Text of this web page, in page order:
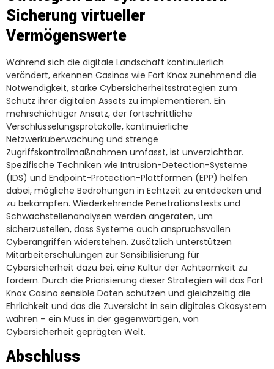
Sicherung virtueller
Vermögenswerte
Während sich die digitale Landschaft kontinuierlich
verändert, erkennen Casinos wie Fort Knox zunehmend die
Notwendigkeit, starke Cybersicherheitsstrategien zum
Schutz ihrer digitalen Assets zu implementieren. Ein
mehrschichtiger Ansatz, der fortschrittliche
Verschlüsselungsprotokolle, kontinuierliche
Netzwerküberwachung und strenge
Zugriffskontrollmaßnahmen umfasst, ist unverzichtbar.
Spezifische Techniken wie Intrusion-Detection-Systeme
(IDS) und Endpoint-Protection-Plattformen (EPP) helfen
dabei, mögliche Bedrohungen in Echtzeit zu entdecken und
zu bekämpfen. Wiederkehrende Penetrationstests und
Schwachstellenanalysen werden angeraten, um
sicherzustellen, dass Systeme auch anspruchsvollen
Cyberangriffen widerstehen. Zusätzlich unterstützen
Mitarbeiterschulungen zur Sensibilisierung für
Cybersicherheit dazu bei, eine Kultur der Achtsamkeit zu
fördern. Durch die Priorisierung dieser Strategien will das Fort
Knox Casino sensible Daten schützen und gleichzeitig die
Ehrlichkeit und das die Zuversicht in sein digitales Ökosystem
wahren – ein Muss in der gegenwärtigen, von
Cybersicherheit geprägten Welt.
Abschluss